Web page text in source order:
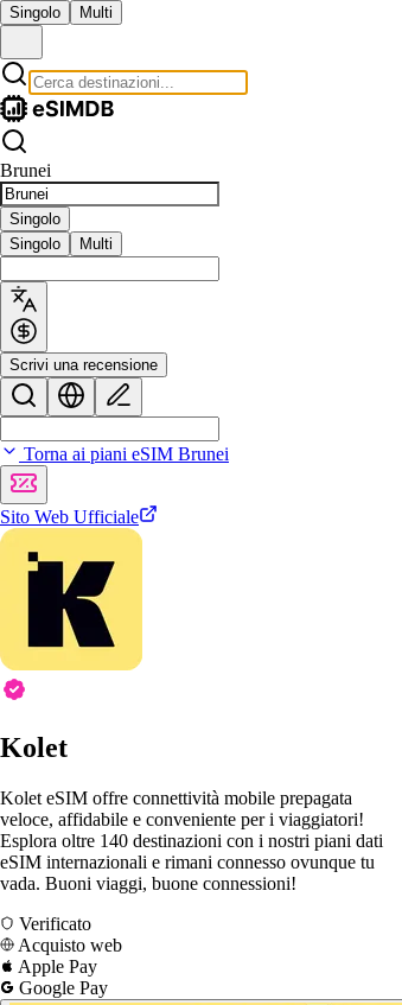
Singolo Multi
Brunei
Singolo
Singolo
Multi
Scrivi una recensione
Torna ai piani eSIM Brunei
Sito Web Ufficiale
Kolet
Kolet eSIM offre connettività mobile prepagata
veloce, affidabile e conveniente per i viaggiatori!
Esplora oltre 140 destinazioni con i nostri piani dati
eSIM internazionali e rimani connesso ovunque tu
vada. Buoni viaggi, buone connessioni!
Verificato
Acquisto web
Apple Pay
Google Pay